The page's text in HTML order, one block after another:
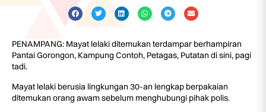
PENAMPANG: Mayat lelaki ditemukan terdampar berhampiran
Pantai Gorongon, Kampung Contoh, Petagas, Putatan di sini, pagi
tadi.
Mayat lelaki berusia lingkungan 30-an lengkap berpakaian
ditemukan orang awam sebelum menghubungi pihak polis.